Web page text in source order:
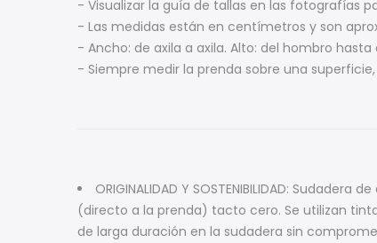
- Visualizar la guía de tallas en las fotografías
- Las medidas están en centímetros y son
- Ancho: de axila a axila. Alto: del hombro hasta
- Siempre medir la prenda sobre una
ORIGINALIDAD Y SOSTENIBILIDAD:
(directo a la prenda) tacto cero. Se utilizan
de larga duración en la sudadera sin